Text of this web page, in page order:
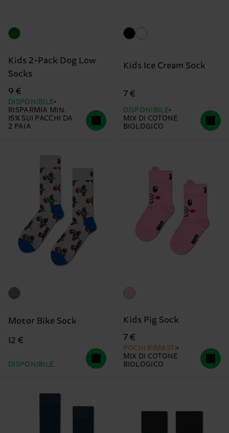
Kids 2-Pack Dog Low
Socks
9 €
DISPONIBILE
RISPARMIA MIN.
15% SUI PACCHI DA
2 PAIA
Kids Ice Cream Sock
7 €
DISPONIBILE
MIX DI COTONE
BIOLOGICO
Motor Bike Sock
12 €
DISPONIBILE
Kids Pig Sock
7 €
POCHI RIMASTI
MIX DI COTONE
BIOLOGICO